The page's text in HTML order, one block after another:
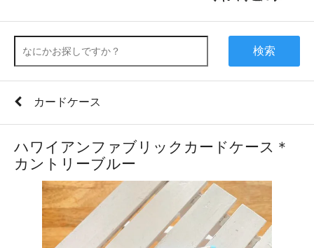
検索
カードケース
ハワイアンファブリックカードケース＊
カントリーブルー